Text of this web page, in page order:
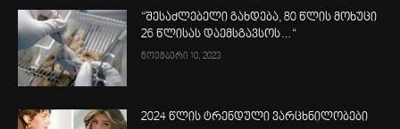
“შესაძლებელი გახდება, 80 წლის მოხუცი
26 წლისას დაემსგავსოს…“
ნოემბერი 10, 2023
2024 წლის ტრენდული ვარცხნილობები